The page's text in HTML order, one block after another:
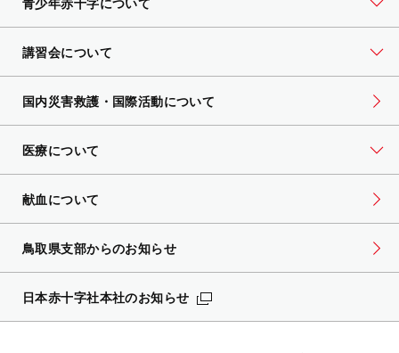
青少年赤十字について
講習会について
国内災害救護・国際活動について
医療について
献血について
鳥取県支部からのお知らせ
日本赤十字社本社のお知らせ